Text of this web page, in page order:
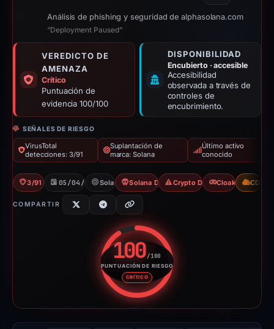
Análisis de phishing y seguridad de alphasolana.com
“Deployment Paused”
VEREDICTO DE
AMENAZA
Crítico
Puntuación de
evidencia 100/100
DISPONIBILIDAD
Encubierto · accesible
Accesibilidad
observada a través de
controles de
encubrimiento.
SEÑALES DE RIESGO
VirusTotal
detecciones: 3/91
Suplantación de
marca: Solana
Último activo
conocido
3/91 VT 05/04/2026Solana Solana DrainerCrypto DrainerCloaking CDN
COMPARTIR
100/100
PUNTUACIÓN DE RIESGO
CRÍTICO
Puntuación de riesgo: 100